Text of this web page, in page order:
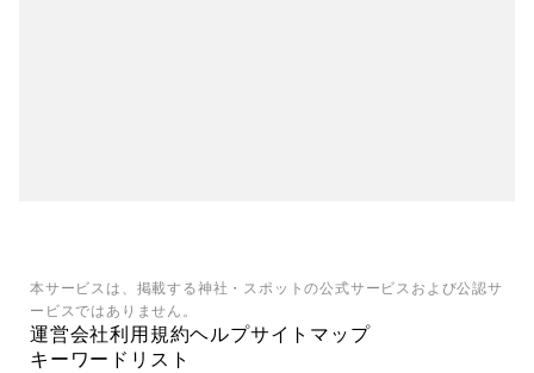
本サービスは、掲載する神社・スポットの公式サービスおよび公認サ
ービスではありません。
運営会社利用規約ヘルプサイトマップ
キーワードリスト